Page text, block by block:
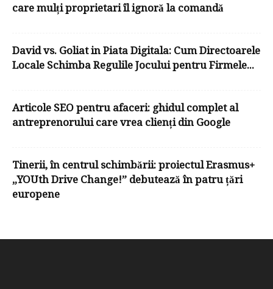
care mulți proprietari îl ignoră la comandă
David vs. Goliat in Piata Digitala: Cum Directoarele
Locale Schimba Regulile Jocului pentru Firmele...
Articole SEO pentru afaceri: ghidul complet al
antreprenorului care vrea clienți din Google
Tinerii, în centrul schimbării: proiectul Erasmus+
„YOUth Drive Change!” debutează în patru țări
europene